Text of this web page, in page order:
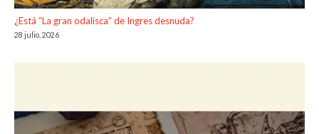
¿Está “La gran odalisca” de Ingres desnuda?
28 julio, 2026